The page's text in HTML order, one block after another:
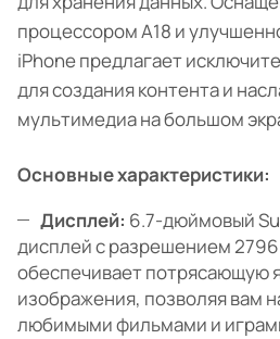
процессором A18 и
iPhone предлагает
для создания контента и
мультимедиа на большом
Основные характеристики:
Дисплей: 6.7-дюймовый
дисплей с разрешением
обеспечивает потрясающую
изображения, позволяя вам
любимыми фильмами и